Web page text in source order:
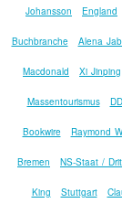
Johansson England
Buchbranche Alena
Macdonald Xi Jinping
Massentourismus
Bookwire Raymond
Bremen NS-Staat /
King Stuttgart